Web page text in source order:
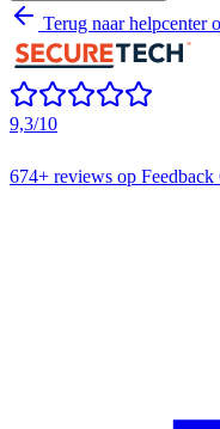
Terug naar helpcenter
9,3/10
674+ reviews op Feedback